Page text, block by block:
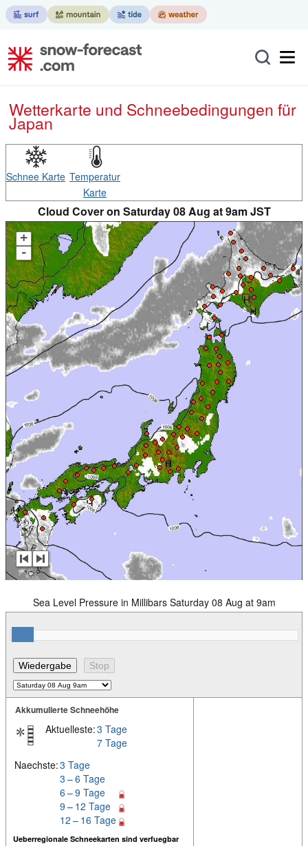
Wetterkarte und Schneebedingungen für
Japan
Schnee Karte Temperatur
Karte
Cloud Cover on Saturday 08 Aug at 9am JST
+
-
Sea Level Pressure in Millibars Saturday 08 Aug at 9am
Akkumulierte Schneehöhe
Aktuelleste:3 Tage
7 Tage
Naechste:3 Tage
3 – 6 Tage
6 – 9 Tage
9 – 12 Tage
12 – 16 Tage
Ueberregionale Schneekarten sind verfuegbar